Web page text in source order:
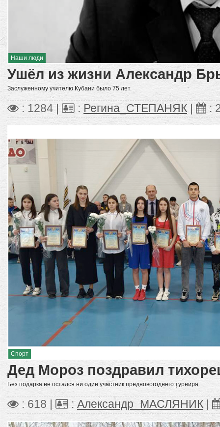
Наши люди
Ушёл из жизни Александр
Заслуженному учителю Кубани было 75 лет.
: 1284 | : Регина_СТЕПАНЯК :
Спорт
Дед Мороз поздравил
Без подарка не остался ни один участник предновогоднего турнира.
: 618 | : Александр_МАСЛЯНИК |